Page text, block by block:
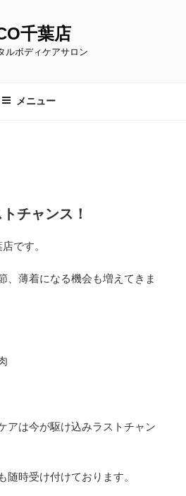
千葉店
ルボディケアサロン
メニュー
チャンス！
です。
、薄着になる機会も増えてきま
アは今が駆け込みラストチャン
随時受け付けております。